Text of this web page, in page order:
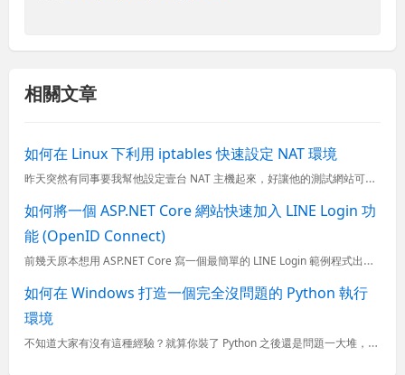
相關文章
如何在 Linux 下利用 iptables 快速設定 NAT 環境
昨天突然有同事要我幫他設定壹台 NAT 主機起來，好讓他的測試網站可以讓客戶直接連接至公司內部的其中壹台測試網站，於是我就隨手拿起公司其中壹台 Linux 主機直接設定好 NAT 環境，測試機就可以直...
如何將一個 ASP.NET Core 網站快速加入 LINE Login 功
能 (OpenID Connect)
前幾天原本想用 ASP.NET Core 寫一個最簡單的 LINE Login 範例程式出來，結果想不到這麼簡單的功能，卡關了兩天才找出解決之道。如果單純的透過 OAuth 2.0 授權流程來取得 A
如何在 Windows 打造一個完全沒問題的 Python 執行
環境
不知道大家有沒有這種經驗？就算你裝了 Python 之後還是問題一大堆，沒事的時候就沒事，但只要一出問題就會搞好幾個小時查問題。這篇文章就是要寫給 Python 新手的執行環境安裝手冊。 打造 ...